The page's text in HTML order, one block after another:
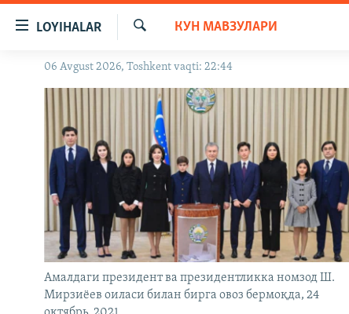
Бош
навигацияга
Қидиришга
LOYIHALAR
OZODLIK SURISHTIRUVLARI
OZODVIDEO
OZODARXIV
Излаш
КУН МАВЗУЛАРИ
06 Avgust 2026, Toshkent vaqti: 22:44
Амалдаги президент ва президентликка номзод Ш.
Мирзиёев оиласи билан бирга овоз бермоқда, 24